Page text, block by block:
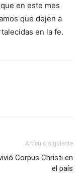
en este mes
que dejen a
en la fe.
Artículo siguiente
Corpus Christi en
el país